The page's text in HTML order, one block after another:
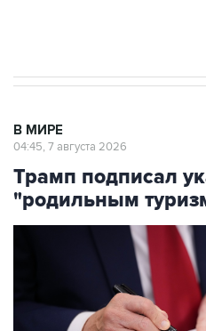
В МИРЕ
04:45, 7 августа 2026
Трамп подписал
"родильным